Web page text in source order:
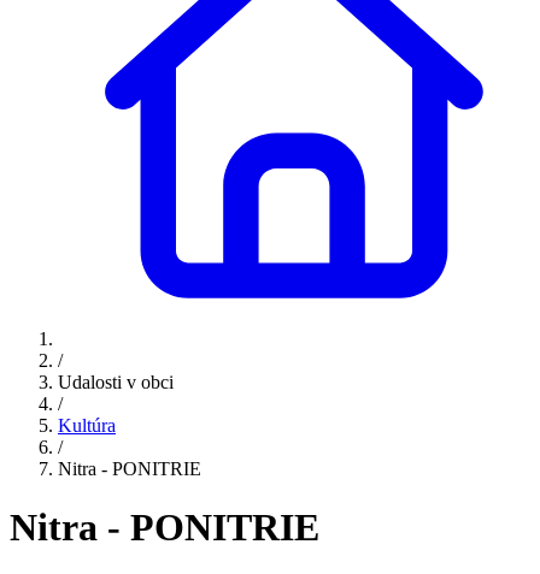
/
Udalosti v obci
/
Kultúra
/
Nitra - PONITRIE
Nitra - PONITRIE